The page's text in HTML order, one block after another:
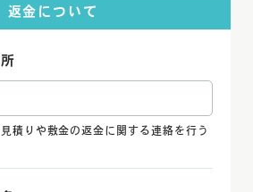
返金について
積りや敷金の返金に関する連絡を行う